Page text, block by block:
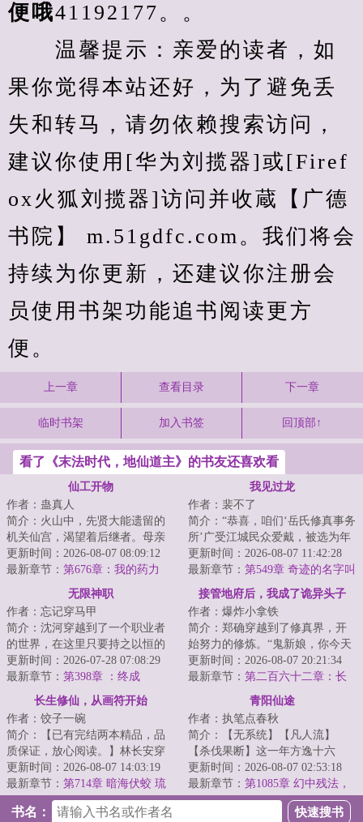
便哦41192177。。
温馨提示：亲爱的读者，如
果你觉得本站还好，为了避免丢
失和转马，请勿依赖搜索访问，
建议你使用[华为刘揽器]或[Firef
ox火狐刘揽器]访问并收蔵【广德
书院】 m.51gdfc.com。我们将会
持续为你更新，还建议你注册会
员使用书架功能追书阅读更方
便。
上一章 查看目录 下一章
临时书架 加入书签 回顶部↑
看了《末法时代，地仙道主》的书友还喜欢看
仙工开物
作者：蛊真人
简介：火山中，先贤大能遗留的
机关仙宫，渴望着后继者。母亲
舍命争取，获得仙宫宝印，临死
前留给了宁拙。...
更新时间：2026-08-07 08:09:12
最新章节： 第676章：我的药力
我见过龙
作者：裴不了
简介：“恭喜，咱们‘岳氏修真事务
所’广受江城民众爱戴，被选为年
度最佳修真机构。岳大师能不能
给大家分...
更新时间：2026-08-07 11:42:28
最新章节： 第549章 奇迹的名字叫
岳闻【求月票！】
无限神职
作者：忘记穿马甲
简介：沈河穿越到了一个职业者
的世界，在这里只要持之以恒的
做某件事情，就可以生成相关的
职业，获得各种...
更新时间：2026-07-28 07:08:29
最新章节： 第398章 ：终成
接管地府后，我成了诡异头子
作者：爆炸小拿铁
简介：郑确穿越到了修真界，开
始努力的修炼。“鬼新娘，你今天
怎么什么都没做？”“灵石矿脉挖了
吗？”“...
更新时间：2026-08-07 20:21:34
最新章节： 第二百六十二章：长
福镇。（第二更！）
长生修仙，从画符开始
作者：饺子一碗
简介：【已有完结两本精品，品
质保证，放心阅读。】林长安穿
越仙侠世界，成为一名仙门落选
的散修。苦修二...
更新时间：2026-08-07 14:03:19
最新章节： 第714章 暗海伏蛟 琉
璃来信【求月票】
青阳仙途
作者：执笔点春秋
简介：【无系统】【凡人流】
【杀伐果断】这一年方逸十六
岁，在陌生的修仙界醒来。作为
穿越者，感受着白嫩...
更新时间：2026-08-07 02:53:18
最新章节： 第1085章 幻中残法，
道丹隐秘
书名：